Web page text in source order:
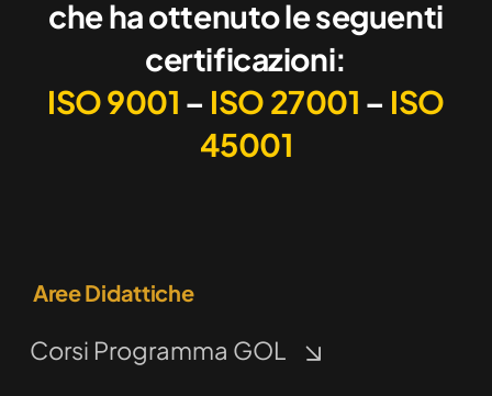
che ha ottenuto le seguenti
certificazioni:
ISO 9001 – ISO 27001 – ISO
45001
Aree Didattiche
Corsi Programma GOL